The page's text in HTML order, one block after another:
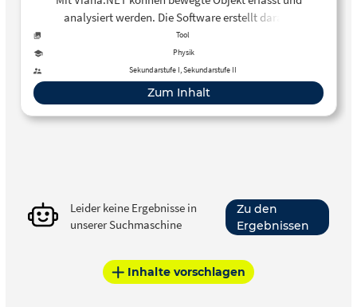
analysiert werden. Die Software erstellt daraus
Bewegungsdiagramme.
Tool
Physik
Sekundarstufe I, Sekundarstufe II
Zum Inhalt
Leider keine Ergebnisse in
unserer Suchmaschine
Zu den
Ergebnissen
Inhalte vorschlagen